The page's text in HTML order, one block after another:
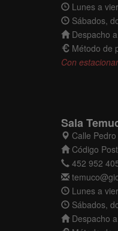
Lunes a
Sábados,
Despacho
Método de
Con
Sala
Calle
Código
452 952
Lunes a
Sábados,
Despacho